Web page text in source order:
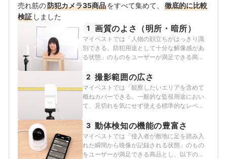
売れ筋の防犯カメラ35商品をすべて集めて、
徹底的に比較
検証 しました
1 画質のよさ（明所・暗所）
マイベストでは「人物の顔立ちがはっきり識
別できる。防犯用途として十分な解像感があ
る状態」のものをユーザーが満足できる商品
では17.5以上と定めて以下の方法で検証を行い
ました。2026年2月24日時点の情報をもとに
検証を行なっています。
2 撮影範囲の広さ
マイベストでは「観察したいエリアを含めて
概ねカバーできる。一般的な監視用途におい
て、見切れを気にせず使える標準的なレベ
し、その基準を水平視野角の大きさは100度、
垂直視野角の大きさは60度以上と定めて以下
の方法で検証を行いました。2026年2月24日
時点の情報をもとに検証を行なっています。
3 動体検知の機能の豊富さ
マイベストでは「侵入者が敷地に足を踏み入
れた瞬間から映像が記録される状態」のもの
をユーザーが満足できる商品とし、以下の方